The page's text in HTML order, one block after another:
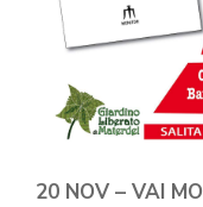
20 NOV – VAI MO